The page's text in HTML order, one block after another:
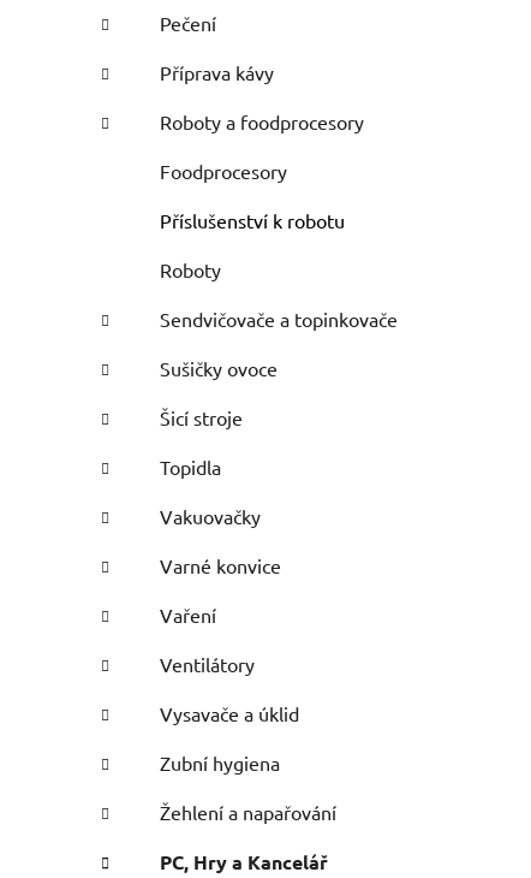
Pečení
Příprava kávy
Roboty a foodprocesory
Foodprocesory
Příslušenství k robotu
Roboty
Sendvičovače a topinkovače
Sušičky ovoce
Šicí stroje
Topidla
Vakuovačky
Varné konvice
Vaření
Ventilátory
Vysavače a úklid
Zubní hygiena
Žehlení a napařování
PC, Hry a Kancelář